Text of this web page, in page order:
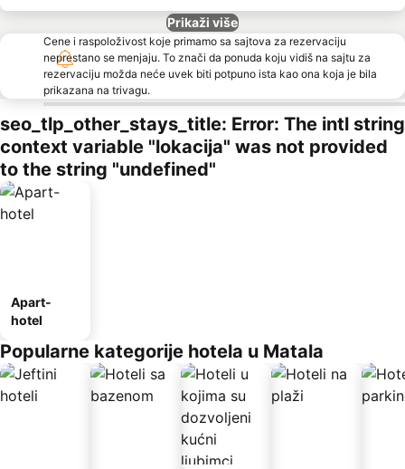
Prikaži više
Cene i raspoloživost koje primamo sa sajtova za rezervaciju
neprestano se menjaju. To znači da ponuda koju vidiš na sajtu za
rezervaciju možda neće uvek biti potpuno ista kao ona koja je bila
prikazana na trivagu.
seo_tlp_other_stays_title: Error: The intl string
context variable "lokacija" was not provided
to the string "undefined"
Apart-
hotel
Popularne kategorije hotela u Matala